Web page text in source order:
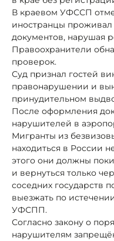
В краевом УФССП
иностранцы проживал
документов, нарушая
Правоохранители
проверок.
Суд признал гостей
правонарушении и
принудительном
После оформления
нарушителей в
Мигранты из
находиться в России
этого они должны
и вернуться только
соседних государств
выезжать по
УФСПП.
Согласно закону о
нарушителям